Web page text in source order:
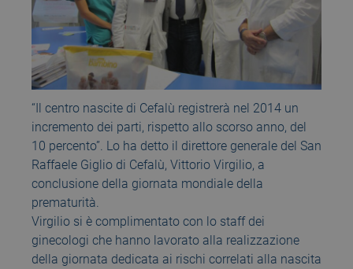
“Il centro nascite di Cefalù registrerà nel 2014 un
incremento dei parti, rispetto allo scorso anno, del
10 percento”. Lo ha detto il direttore generale del San
Raffaele Giglio di Cefalù, Vittorio Virgilio, a
conclusione della giornata mondiale della
prematurità.
Virgilio si è complimentato con lo staff dei
ginecologi che hanno lavorato alla realizzazione
della giornata dedicata ai rischi correlati alla nascita